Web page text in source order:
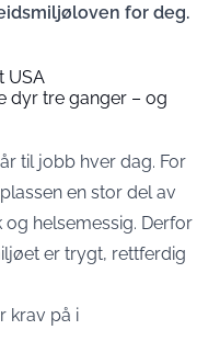
for deg.
USA
dyr tre ganger – og
til jobb hver dag. For
en stor del av
helsemessig. Derfor
er trygt, rettferdig
krav på i